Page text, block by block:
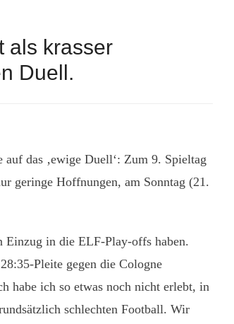
als krasser
Duell.
das ‚ewige Duell‘: Zum 9. Spieltag
geringe Hoffnungen, am Sonntag (21.
Einzug in die ELF-Play-offs haben.
Pleite gegen die Cologne
habe ich so etwas noch nicht erlebt, in
schlechten Football. Wir